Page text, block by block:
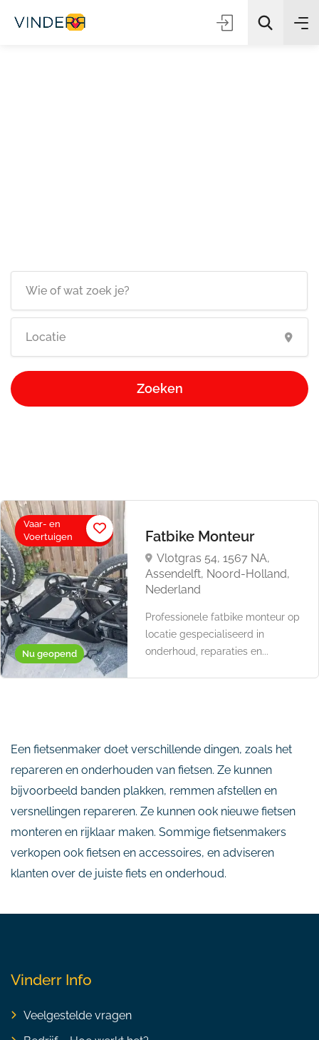
Zoeken
Nu geopend
Vaar- en
Voertuigen
Fatbike Monteur
Vlotgras 54, 1567 NA,
Assendelft, Noord-Holland,
Nederland
Professionele fatbike monteur op
locatie gespecialiseerd in
onderhoud, reparaties en...
Een fietsenmaker doet verschillende dingen, zoals het
repareren en onderhouden van fietsen. Ze kunnen
bijvoorbeeld banden plakken, remmen afstellen en
versnellingen repareren. Ze kunnen ook nieuwe fietsen
monteren en rijklaar maken. Sommige fietsenmakers
verkopen ook fietsen en accessoires, en adviseren
klanten over de juiste fiets en onderhoud.
Vinderr Info
Veelgestelde vragen